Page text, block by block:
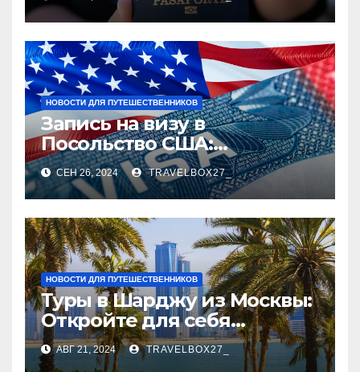
НОВОСТИ ДЛЯ ПУТЕШЕСТВЕННИКОВ
Запись на визу в
Посольство США:
Пошаговое руководство
СЕН 26, 2024 TRAVELBOX27_
НОВОСТИ ДЛЯ ПУТЕШЕСТВЕННИКОВ
Туры в Шарджу из Москвы:
Откройте для себя
культурное сердце ОАЭ
АВГ 21, 2024 TRAVELBOX27_